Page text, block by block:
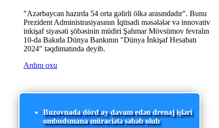
"Azərbaycan hazırda 54 orta gəlirli ölkə arasındadır". Bunu
Prezident Administrasiyasının İqtisadi məsələlər və innovativ
inkişaf siyasəti şöbəsinin müdiri Şahmar Mövsümov fevralın
10-da Bakıda Dünya Bankının "Dünya İnkişaf Hesabatı
2024" təqdimatında deyib.
Ardını oxu
Buzovnada dörd ay davam edən drenaj işləri
ombudsmana müraciətə səbəb olub